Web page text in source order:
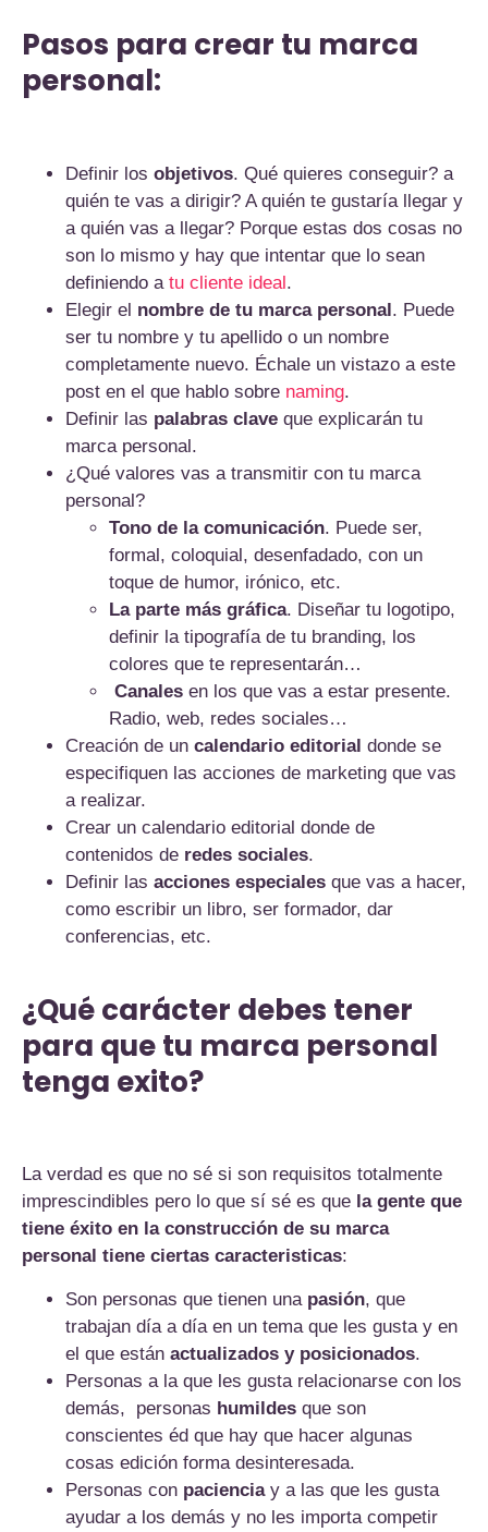
Pasos para crear tu marca
personal:
Definir los objetivos. Qué quieres conseguir? a
quién te vas a dirigir? A quién te gustaría llegar y
a quién vas a llegar? Porque estas dos cosas no
son lo mismo y hay que intentar que lo sean
definiendo a tu cliente ideal.
Elegir el nombre de tu marca personal. Puede
ser tu nombre y tu apellido o un nombre
completamente nuevo. Échale un vistazo a este
post en el que hablo sobre naming.
Definir las palabras clave que explicarán tu
marca personal.
¿Qué valores vas a transmitir con tu marca
personal?
Tono de la comunicación. Puede ser,
formal, coloquial, desenfadado, con un
toque de humor, irónico, etc.
La parte más gráfica. Diseñar tu logotipo,
definir la tipografía de tu branding, los
colores que te representarán…
Canales en los que vas a estar presente.
Radio, web, redes sociales…
Creación de un calendario editorial donde se
especifiquen las acciones de marketing que vas
a realizar.
Crear un calendario editorial donde de
contenidos de redes sociales.
Definir las acciones especiales que vas a hacer,
como escribir un libro, ser formador, dar
conferencias, etc.
¿Qué carácter debes tener
para que tu marca personal
tenga exito?
La verdad es que no sé si son requisitos totalmente
imprescindibles pero lo que sí sé es que la gente que
tiene éxito en la construcción de su marca
personal tiene ciertas caracteristicas:
Son personas que tienen una pasión, que
trabajan día a día en un tema que les gusta y en
el que están actualizados y posicionados.
Personas a la que les gusta relacionarse con los
demás, personas humildes que son
conscientes éd que hay que hacer algunas
cosas edición forma desinteresada.
Personas con pacienciay a las que les gusta
ayudar a los demás y no les importa competir